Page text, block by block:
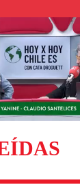
moderados
respetuoso.